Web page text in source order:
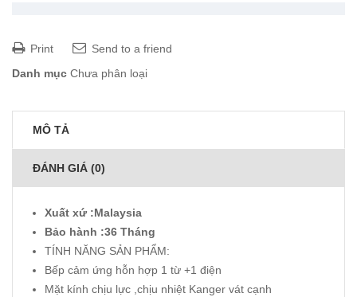
Print
Send to a friend
Danh mục Chưa phân loại
MÔ TẢ
ĐÁNH GIÁ (0)
Xuất xứ :Malaysia
Bảo hành :36 Tháng
TÍNH NĂNG SẢN PHẨM:
Bếp cảm ứng hỗn hợp 1 từ +1 điện
Mặt kính chịu lực ,chịu nhiệt Kanger vát cạnh